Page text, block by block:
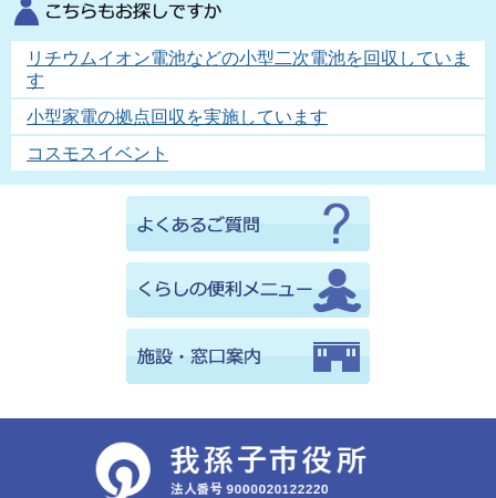
リチウムイオン電池などの小型二次電池を回収していま
す
小型家電の拠点回収を実施しています
コスモスイベント